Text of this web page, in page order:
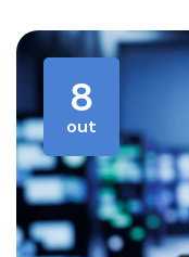
8
out